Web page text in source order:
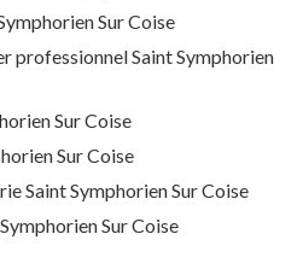
Sur Coise
professionnel Saint Symphorien
Sur Coise
Sur Coise
Saint Symphorien Sur Coise
Sur Coise